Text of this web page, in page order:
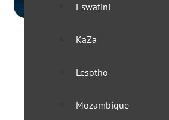
Eswatini
KaZa
Lesotho
Mozambique